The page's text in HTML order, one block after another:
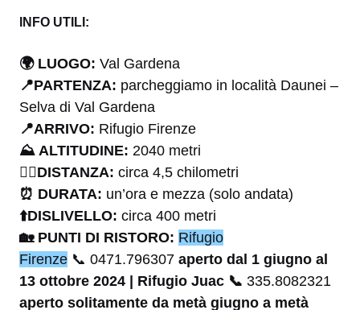
INFO UTILI:
🌍 LUOGO: Val Gardena
📍PARTENZA: parcheggiamo in località Daunei –
Selva di Val Gardena
📍ARRIVO: Rifugio Firenze
⛰ ALTITUDINE: 2040 metri
🚶‍♂️DISTANZA: circa 4,5 chilometri
⏰ DURATA: un’ora e mezza (solo andata)
⬆️DISLIVELLO: circa 400 metri
🏡 PUNTI DI RISTORO: Rifugio
Firenze 📞 0471.796307 aperto dal 1 giugno al
13 ottobre 2024 | Rifugio Juac 📞 335.8082321
aperto solitamente da metà giugno a metà